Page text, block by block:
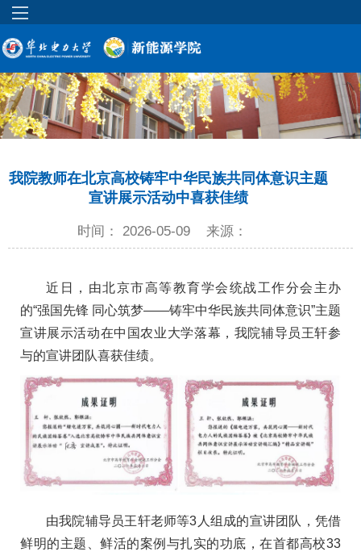
我院教师在北京高校铸牢中华民族共同体意识主题
宣讲展示活动中喜获佳绩
时间： 2026-05-09 来源：
近日，由北京市高等教育学会统战工作分会主办
的“强国先锋 同心筑梦——铸牢中华民族共同体意识”主题
宣讲展示活动在中国农业大学落幕，我院辅导员王轩参
与的宣讲团队喜获佳绩。
由我院辅导员王轩老师等3人组成的宣讲团队，凭借
鲜明的主题、鲜活的案例与扎实的功底，在首都高校33